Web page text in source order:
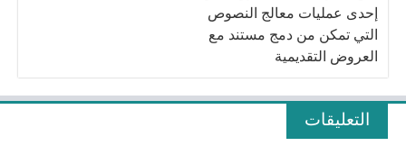
إحدى عمليات معالج النصوص
التي تمكن من دمج مستند مع
العروض التقديمية
التعليقات